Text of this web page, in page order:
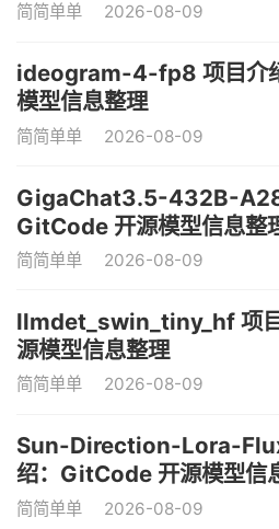
简简单单 2026-08-09
ideogram-4-fp8 项目介
模型信息整理
简简单单 2026-08-09
GigaChat3.5-432B-
GitCode 开源模型信息整
简简单单 2026-08-09
llmdet_swin_tiny_hf 项
源模型信息整理
简简单单 2026-08-09
Sun-Direction-Lora-
绍：GitCode 开源模型信
简简单单 2026-08-09